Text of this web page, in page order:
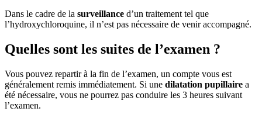
Dans le cadre de la surveillance d’un traitement tel que
l’hydroxychloroquine, il n’est pas nécessaire de venir accompagné.
Quelles sont les suites de l’examen ?
Vous pouvez repartir à la fin de l’examen, un compte vous est
généralement remis immédiatement. Si une dilatation pupillaire a
été nécessaire, vous ne pourrez pas conduire les 3 heures suivant
l’examen.